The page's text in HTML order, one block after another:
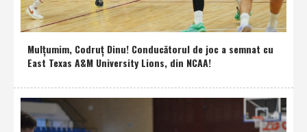
Mulţumim, Codruţ Dinu! Conducătorul de joc a semnat cu
East Texas A&M University Lions, din NCAA!